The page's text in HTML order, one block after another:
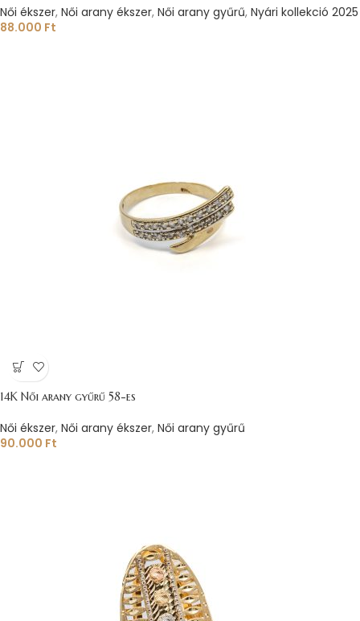
Női ékszer, Női arany ékszer, Női arany gyűrű, Nyári kollekció 2025
88.000 Ft
14K Női arany gyűrű 58-es
Női ékszer, Női arany ékszer, Női arany gyűrű
90.000 Ft